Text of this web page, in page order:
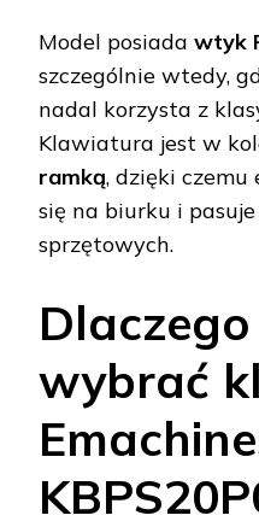
Model posiada wtyk
szczególnie wtedy,
nadal korzysta z
Klawiatura jest w
ramką, dzięki
się na biurku i
sprzętowych.
wybrać